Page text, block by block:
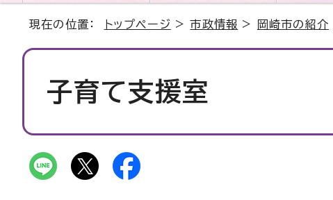
現在の位置： トップページ >市政情報 > 岡崎市の紹介
子育て支援室